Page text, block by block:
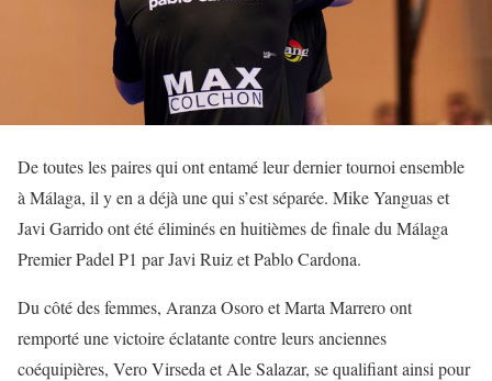
De toutes les paires qui ont entamé leur dernier tournoi ensemble
à Málaga, il y en a déjà une qui s’est séparée. Mike Yanguas et
Javi Garrido ont été éliminés en huitièmes de finale du Málaga
Premier Padel P1 par Javi Ruiz et Pablo Cardona.
Du côté des femmes, Aranza Osoro et Marta Marrero ont
remporté une victoire éclatante contre leurs anciennes
coéquipières, Vero Virseda et Ale Salazar, se qualifiant ainsi pour